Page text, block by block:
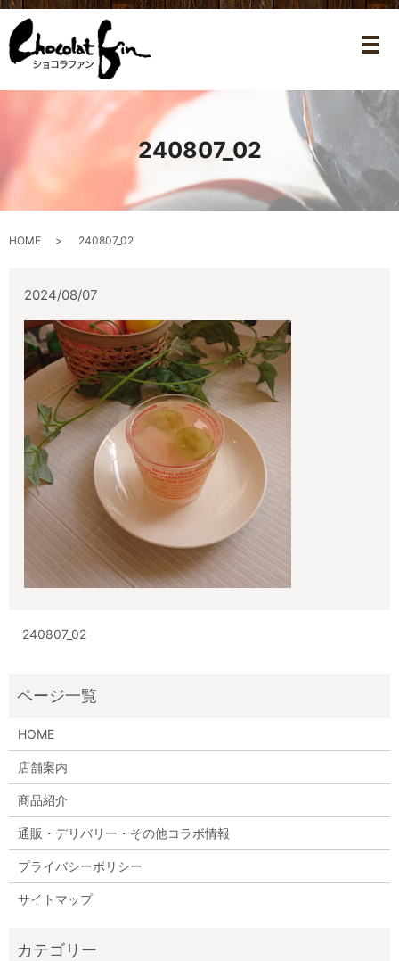
メ
240807_02
HOME 240807_02
2024/08/07
240807_02
HOME
店舗案内
商品紹介
通販・デリバリー・その他コラボ情報
プライバシーポリシー
サイトマップ